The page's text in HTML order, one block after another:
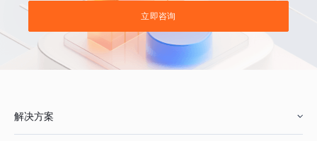
立即咨询
解决方案